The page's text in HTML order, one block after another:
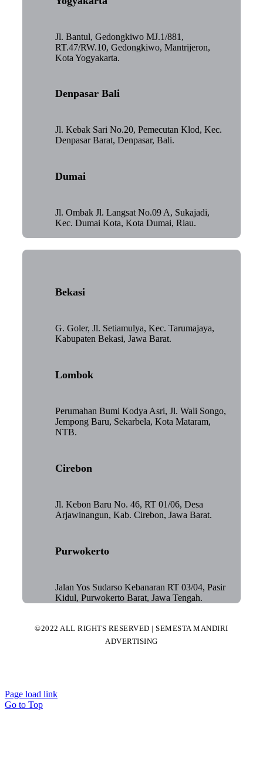
Jl. Bantul, Gedongkiwo MJ.1/881,
RT.47/RW.10, Gedongkiwo, Mantrijeron,
Kota Yogyakarta.
Denpasar Bali
Jl. Kebak Sari No.20, Pemecutan Klod, Kec.
Denpasar Barat, Denpasar, Bali.
Dumai
Jl. Ombak Jl. Langsat No.09 A, Sukajadi,
Kec. Dumai Kota, Kota Dumai, Riau.
Bekasi
G. Goler, Jl. Setiamulya, Kec. Tarumajaya,
Kabupaten Bekasi, Jawa Barat.
Lombok
Perumahan Bumi Kodya Asri, Jl. Wali Songo,
Jempong Baru, Sekarbela, Kota Mataram,
NTB.
Cirebon
Jl. Kebon Baru No. 46, RT 01/06, Desa
Arjawinangun, Kab. Cirebon, Jawa Barat.
Purwokerto
Jalan Yos Sudarso Kebanaran RT 03/04, Pasir
Kidul, Purwokerto Barat, Jawa Tengah.
©2022 ALL RIGHTS RESERVED | SEMESTA MANDIRI
ADVERTISING
Page load link
Go to Top